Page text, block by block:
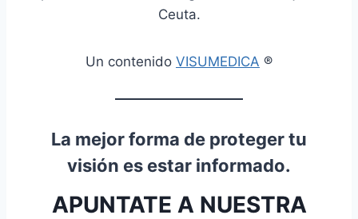
Ceuta.
Un contenido VISUMEDICA ®
La mejor forma de proteger tu
visión es estar informado.
APUNTATE A NUESTRA